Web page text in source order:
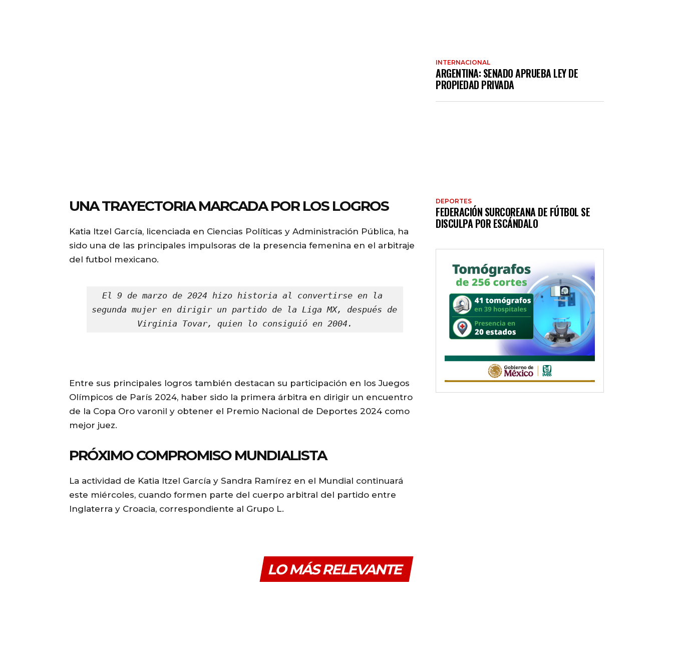
UNA TRAYECTORIA MARCADA POR LOS LOGROS
Katia Itzel García, licenciada en Ciencias Políticas y Administración Pública, ha
sido una de las principales impulsoras de la presencia femenina en el arbitraje
del futbol mexicano.
El 9 de marzo de 2024 hizo historia al convertirse en la
segunda mujer en dirigir un partido de la Liga MX, después de
Virginia Tovar, quien lo consiguió en 2004.
Entre sus principales logros también destacan su participación en los Juegos
Olímpicos de París 2024, haber sido la primera árbitra en dirigir un encuentro
de la Copa Oro varonil y obtener el Premio Nacional de Deportes 2024 como
mejor juez.
PRÓXIMO COMPROMISO MUNDIALISTA
La actividad de Katia Itzel García y Sandra Ramírez en el Mundial continuará
este miércoles, cuando formen parte del cuerpo arbitral del partido entre
Inglaterra y Croacia, correspondiente al Grupo L.
INTERNACIONAL
ARGENTINA: SENADO APRUEBA LEY DE
PROPIEDAD PRIVADA
DEPORTES
FEDERACIÓN SURCOREANA DE FÚTBOL SE
DISCULPA POR ESCÁNDALO
LO MÁS RELEVANTE